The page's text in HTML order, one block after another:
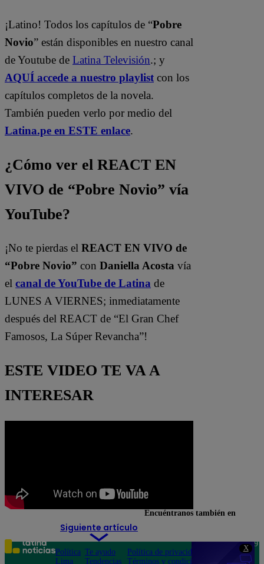
X
¡Latino! Todos los capítulos de “Pobre
Novio” están disponibles en nuestro canal
de Youtube de Latina Televisión.; y
AQUÍ accede a nuestro playlist con los
capítulos completos de la novela.
También pueden verlo por medio del
Latina.pe en ESTE enlace.
¿Cómo ver el REACT EN
VIVO de “Pobre Novio” vía
YouTube?
¡No te pierdas el REACT EN VIVO de
“Pobre Novio” con Daniella Acosta vía
el canal de YouTube de Latina de
LUNES A VIERNES; inmediatamente
después del REACT de “El Gran Chef
Famosos, La Súper Revancha”!
ESTE VIDEO TE VA A
INTERESAR
Siguiente artículo
Encuéntranos también en
Política
Lima
Te ayudo
Tendencias
Política de privacidad
Términos y condiciones
Teléfono: 219